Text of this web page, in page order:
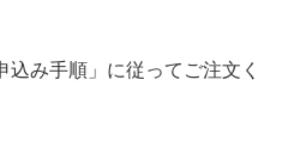
込み手順」に従ってご注文く